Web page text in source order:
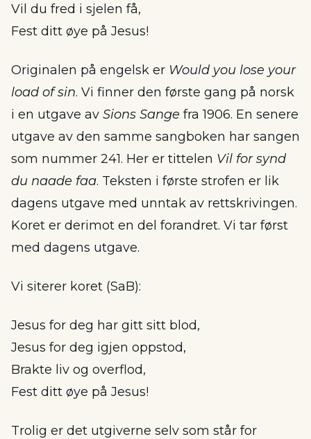
Vil du fred i sjelen få,
Fest ditt øye på Jesus!
Originalen på engelsk er Would you lose your
load of sin. Vi finner den første gang på norsk
i en utgave av Sions Sange fra 1906. En senere
utgave av den samme sangboken har sangen
som nummer 241. Her er tittelen Vil for synd
du naade faa. Teksten i første strofen er lik
dagens utgave med unntak av rettskrivingen.
Koret er derimot en del forandret. Vi tar først
med dagens utgave.
Vi siterer koret (SaB):
Jesus for deg har gitt sitt blod,
Jesus for deg igjen oppstod,
Brakte liv og overflod,
Fest ditt øye på Jesus!
Trolig er det utgiverne selv som står for